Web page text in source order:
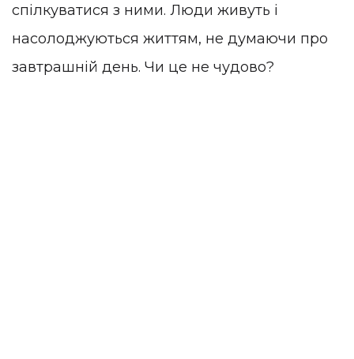
спілкуватися з ними. Люди живуть і
насолоджуються життям, не думаючи про
завтрашній день. Чи це не чудово?